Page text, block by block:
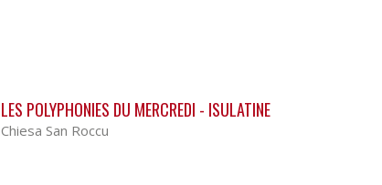
LES POLYPHONIES DU MERCREDI - ISULATINE
Chiesa San Roccu